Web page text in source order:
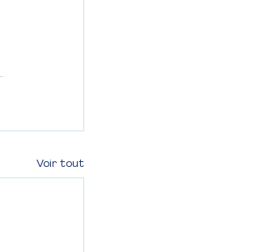
Voir tout